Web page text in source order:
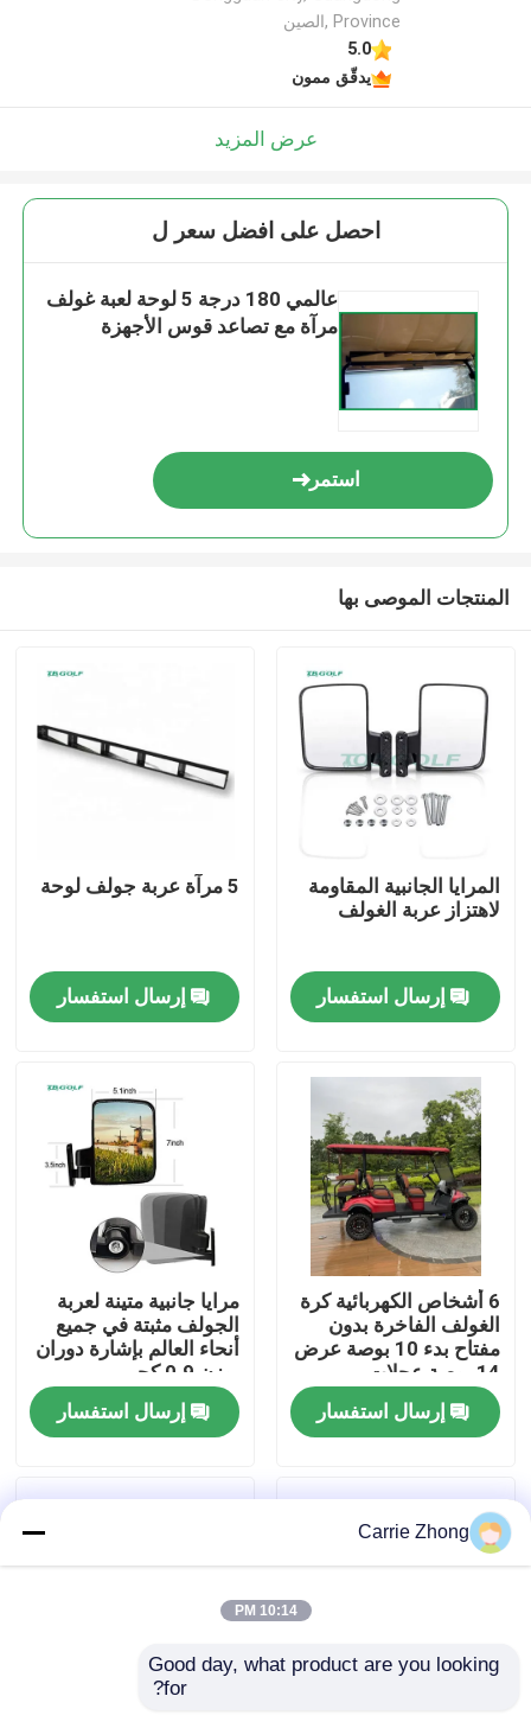
منتجات
معلومات عنا
جولة في المعمل
مراقبة الجودة
اتصل بنا
مرايا جانبية لعربة الجولف
Province ,الصين
5.0
يدقّق ممون
عرض المزيد
احصل على افضل سعر ل
عالمي 180 درجة 5 لوحة لعبة غولف
مرآة مع تصاعد قوس الأجهزة
استمر
المنتجات الموصى بها
المرايا الجانبية المقاومة
لاهتزاز عربة الغولف
إرسال استفسار
5 مرآة عربة جولف لوحة
إرسال استفسار
6 أشخاص الكهربائية كرة
الغولف الفاخرة بدون
مفتاح بدء 10 بوصة عرض
14 بوصة عجلات
إرسال استفسار
مرايا جانبية متينة لعربة
الجولف مثبتة في جميع
أنحاء العالم بإشارة دوران
بوزن 0.9 كجم
إرسال استفسار
Carrie Zhong
10:14 PM
Good day, what product are you looking
for?